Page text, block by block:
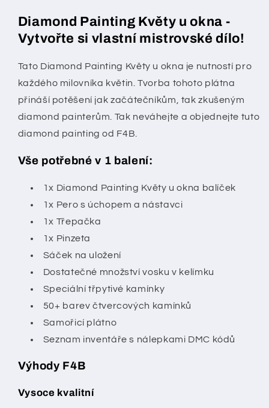
Diamond Painting Květy u okna -
Vytvořte si vlastní mistrovské dílo!
Tato Diamond Painting Květy u okna je nutností pro
každého milovníka květin. Tvorba tohoto plátna
přináší potěšení jak začátečníkům, tak zkušeným
diamond painterům. Tak neváhejte a objednejte tuto
diamond painting od F4B.
Vše potřebné v 1 balení:
1x Diamond Painting Květy u okna balíček
1x Pero s úchopem a nástavci
1x Třepačka
1x Pinzeta
Sáček na uložení
Dostatečné množství vosku v kelímku
Speciální třpytivé kamínky
50+ barev čtvercových kamínků
Samořicí plátno
Seznam inventáře s nálepkami DMC kódů
Výhody F4B
Vysoce kvalitní